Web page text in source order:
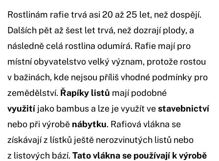
Rostlinám rafie trvá asi 20 až 25 let, než dospějí.
Dalších pět až šest let trvá, než dozrají plody, a
následně celá rostlina odumírá. Rafie mají pro
místní obyvatelstvo velký význam, protože rostou
v bažinách, kde nejsou příliš vhodné podmínky pro
zemědělství. Řapíky listů mají podobné
využití jako bambus a lze je využít vestavebnictví
nebo při výrobě nábytku. Rafiová vlákna se
získávají z lístků ještě nerozvinutých listů nebo
z listových bází. Tato vlákna se používají k výrobě